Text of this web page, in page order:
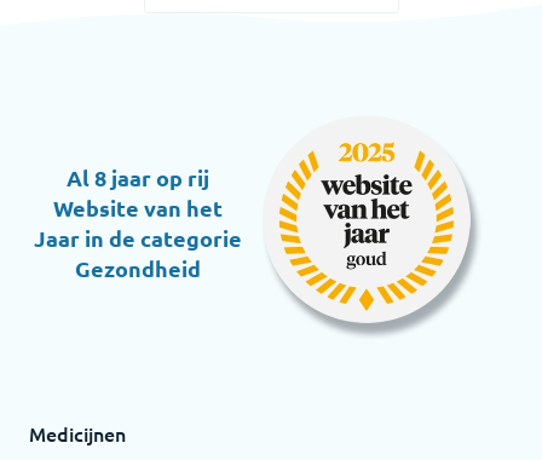
Al 8 jaar op rij
Website van het
Jaar in de categorie
Gezondheid
Medicijnen